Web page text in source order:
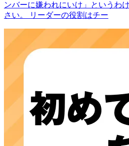
ンバーに嫌われにいけ」というわ
さい。 リーダーの役割はチー